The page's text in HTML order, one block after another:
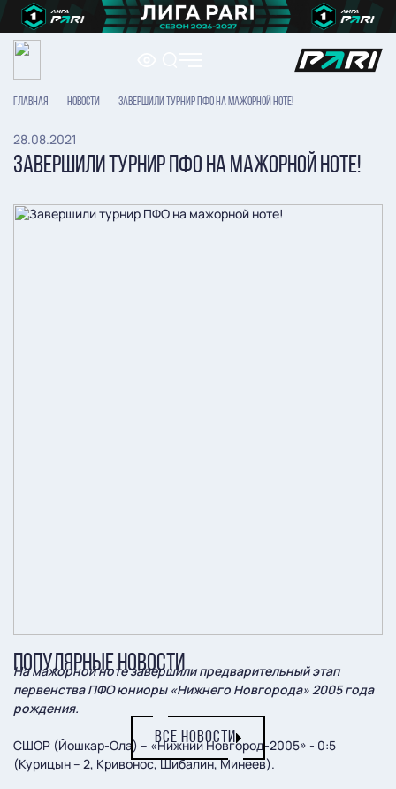
ГЛАВНАЯ НОВОСТИ ЗАВЕРШИЛИ ТУРНИР ПФО НА МАЖОРНОЙ НОТЕ!
28.08.2021
ЗАВЕРШИЛИ ТУРНИР ПФО НА МАЖОРНОЙ НОТЕ!
На мажорной ноте завершили предварительный этап
первенства ПФО юниоры «Нижнего Новгорода» 2005 года
рождения.
СШОР (Йошкар-Ола) – «Нижний Новгород-2005» - 0:5
(Курицын – 2, Кривонос, Шибалин, Минеев).
ПОПУЛЯРНЫЕ НОВОСТИ
ВСЕ НОВОСТИ